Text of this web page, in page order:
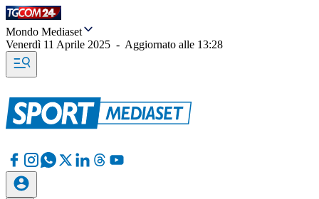
Mondo Mediaset
Venerdì 11 Aprile 2025 - Aggiornato alle 13:28